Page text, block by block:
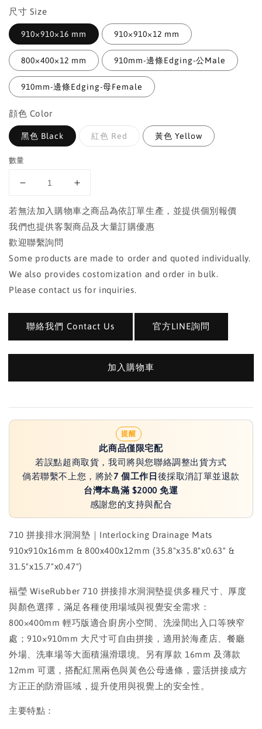
尺寸 Size
910×910×16 mm 910×910×12 mm
800×400×12 mm 910mm-邊條Edging-公Male
910mm-邊條Edging-母Female
顔色 Color
黑色 Black 紅色 Red 黃色 Yellow
數量
若無法加入購物車之商品為依訂單生產，並提供個別報價
我們也提供客製商品及大量訂購優惠
歡迎聯繫詢問
Some products are made to order and quoted individually.
We also provides costomization and order in bulk.
Please contact us for inquiries.
聯絡我們 Contact Us 官方LINE詢問
加入購物車
提醒
此商品僅限宅配
若誤點超商取貨，我司將與您聯絡調整出貨方式
倘若聯繫不上您，將於7 個工作日 後採取消訂單並退款
台灣本島滿 $2000 免運
感謝您的支持與配合
710 拼接排水洞洞墊｜Interlocking Drainage Mats
910x910x16mm & 800x400x12mm (35.8"x35.8"x0.63" &
31.5"x15.7"x0.47")
福瑩 WiseRubber 710 拼接排水洞洞墊提供多種尺寸、厚度
與顏色選擇，滿足各種使用場域與視覺安全需求：
800×400mm 輕巧版適合廚房小空間、洗澡間出入口等狹窄
處；910×910mm 大尺寸可自由拼接，適用於海產店、餐廳
外場、洗車場等大面積濕滑環境。另有厚款 16mm 及薄款
12mm 可選，搭配紅黑兩色與黃色公母邊條，靈活拼接成方
方正正的防滑區域，提升使用與視覺上的安全性。
主要特點：